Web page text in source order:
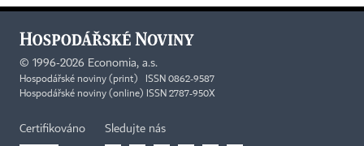
© 1996-2026 Economia, a.s.
Hospodářské noviny (print) ISSN 0862-9587
Hospodářské noviny (online) ISSN 2787-950X
Certifikováno Sledujte nás